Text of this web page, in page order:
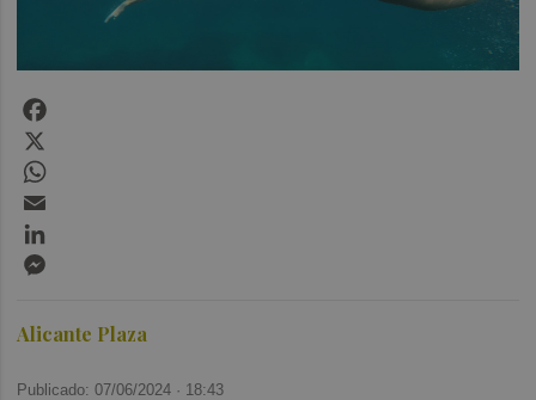
Alicante Plaza
Publicado: 07/06/2024 · 18:43